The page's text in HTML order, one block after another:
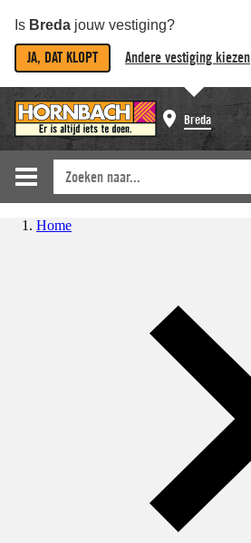
Is Breda jouw vestiging?
JA, DAT KLOPT Andere vestiging kiezen
Breda
Home